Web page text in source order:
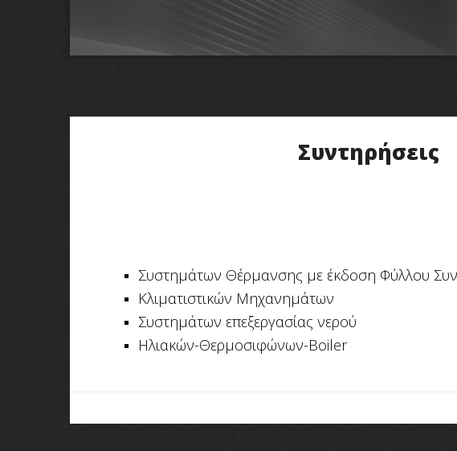
Συντηρήσεις
Συστημάτων Θέρμανσης με έκδοση Φύλλου
Κλιματιστικών Μηχανημάτων
Συστημάτων επεξεργασίας νερού
Ηλιακών-Θερμοσιφώνων-Boiler